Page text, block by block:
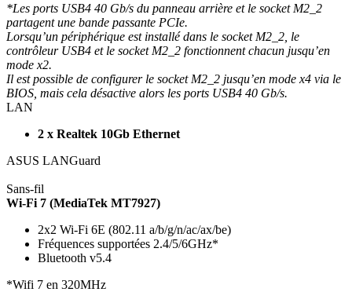
*Les ports USB4 40 Gb/s du panneau arrière et le socket M2_2
partagent une bande passante PCIe.
Lorsqu’un périphérique est installé dans le socket M2_2, le
contrôleur USB4 et le socket M2_2 fonctionnent chacun jusqu’en
mode x2.
Il est possible de configurer le socket M2_2 jusqu’en mode x4 via le
BIOS, mais cela désactive alors les ports USB4 40 Gb/s.
LAN
2 x Realtek 10Gb Ethernet
ASUS LANGuard
Sans-fil
Wi-Fi 7 (MediaTek MT7927)
2x2 Wi-Fi 6E (802.11 a/b/g/n/ac/ax/be)
Fréquences supportées 2.4/5/6GHz*
Bluetooth v5.4
*Wifi 7 en 320MHz